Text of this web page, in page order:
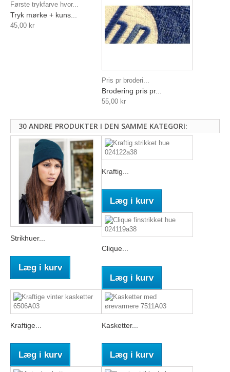
Første trykfarve hvor...
Tryk mørke + kuns...
45,00 kr
Pris pr broderi...
Brodering pris pr...
55,00 kr
30 ANDRE PRODUKTER I DEN SAMME KATEGORI:
Strikhuer...
Læg i kurv
Kraftig...
Læg i kurv
Clique...
Læg i kurv
Kraftige...
Læg i kurv
Kasketter...
Læg i kurv